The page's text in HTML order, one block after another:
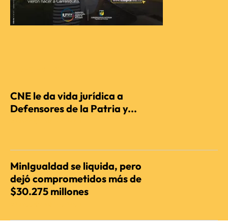
CNE le da vida jurídica a
Defensores de la Patria y...
MinIgualdad se liquida, pero
dejó comprometidos más de
$30.275 millones